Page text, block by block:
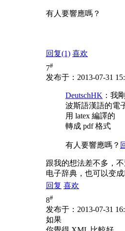
有人要響應嗎？
回复(1) 喜欢
7#
发布于：2013-07-31
DeutschHK ：我
波斯語漢語的電
用 latex 編譯的
轉成 pdf 格式
有人要響應嗎？
跟我的想法差不多，
电子辞典，也可以变
回复 喜欢
8#
发布于：2013-07-31
如果